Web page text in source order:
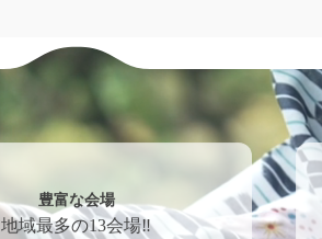
豊富な会場
地域最多の13会場‼